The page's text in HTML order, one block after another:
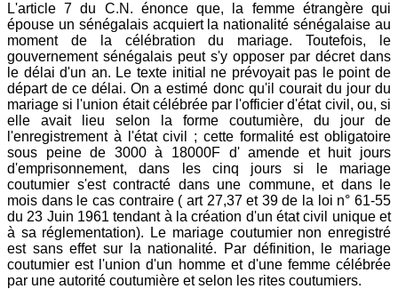
L'article 7 du C.N. énonce que, la femme étrangère qui
épouse un sénégalais acquiert la nationalité sénégalaise au
moment de la célébration du mariage. Toutefois, le
gouvernement sénégalais peut s'y opposer par décret dans
le délai d'un an. Le texte initial ne prévoyait pas le point de
départ de ce délai. On a estimé donc qu'il courait du jour du
mariage si l'union était célébrée par l'officier d'état civil, ou, si
elle avait lieu selon la forme coutumière, du jour de
l'enregistrement à l'état civil ; cette formalité est obligatoire
sous peine de 3000 à 18000F d' amende et huit jours
d'emprisonnement, dans les cinq jours si le mariage
coutumier s'est contracté dans une commune, et dans le
mois dans le cas contraire ( art 27,37 et 39 de la loi n° 61-55
du 23 Juin 1961 tendant à la création d'un état civil unique et
à sa réglementation). Le mariage coutumier non enregistré
est sans effet sur la nationalité. Par définition, le mariage
coutumier est l'union d'un homme et d'une femme célébrée
par une autorité coutumière et selon les rites coutumiers.